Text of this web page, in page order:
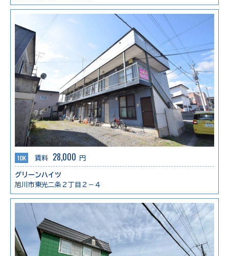
1DK 賃料 28,000 円
グリーンハイツ
旭川市東光二条２丁目２－４